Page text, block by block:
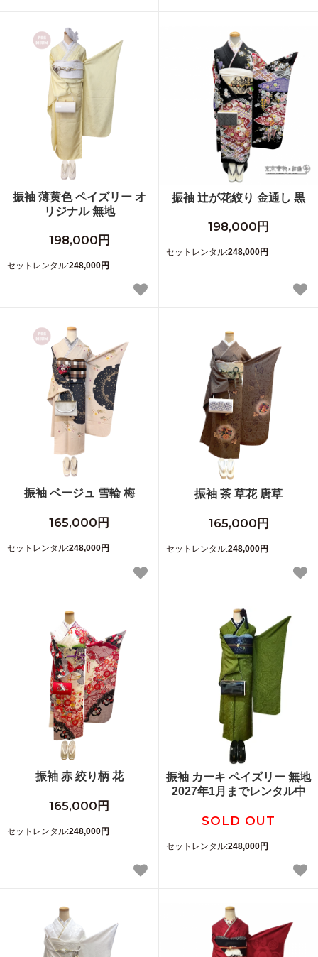
振袖 薄黄色 ペイズリー オ
リジナル 無地
198,000円
セットレンタル:248,000円
振袖 辻が花絞り 金通し 黒
198,000円
セットレンタル:248,000円
振袖 ベージュ 雪輪 梅
165,000円
セットレンタル:248,000円
振袖 茶 草花 唐草
165,000円
セットレンタル:248,000円
振袖 赤 絞り柄 花
165,000円
セットレンタル:248,000円
振袖 カーキ ペイズリー 無地
2027年1月までレンタル中
SOLD OUT
セットレンタル:248,000円